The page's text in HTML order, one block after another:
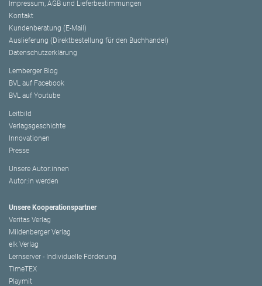
Impressum, AGB und Lieferbestimmungen
Kontakt
Kundenberatung (E-Mail)
Auslieferung (Direktbestellung für den Buchhandel)
Datenschutzerklärung
Lemberger Blog
BVL auf Facebook
BVL auf Youtube
Leitbild
Verlagsgeschichte
Innovationen
Presse
Unsere Autor:innen
Autor:in werden
Unsere Kooperationspartner
Veritas Verlag
Mildenberger Verlag
elk Verlag
Lernserver - Individuelle Förderung
TimeTEX
Playmit